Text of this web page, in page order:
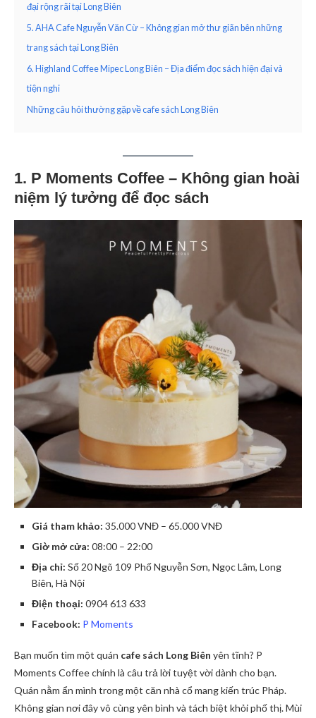
đại rộng rãi tại Long Biên
5. AHA Cafe Nguyễn Văn Cừ – Không gian mở thư giãn bên những
trang sách tại Long Biên
6. Highland Coffee Mipec Long Biên – Địa điểm đọc sách hiện đại và
tiện nghi
Những câu hỏi thường gặp về cafe sách Long Biên
1. P Moments Coffee – Không gian hoài
niệm lý tưởng để đọc sách
Giá tham khảo: 35.000 VNĐ – 65.000 VNĐ
Giờ mở cửa: 08:00 – 22:00
Địa chỉ: Số 20 Ngõ 109 Phố Nguyễn Sơn, Ngọc Lâm, Long
Biên, Hà Nội
Điện thoại: 0904 613 633
Facebook: P Moments
Bạn muốn tìm một quán cafe sách Long Biên yên tĩnh? P
Moments Coffee chính là câu trả lời tuyệt vời dành cho bạn.
Quán nằm ẩn mình trong một căn nhà cổ mang kiến trúc Pháp.
Không gian nơi đây vô cùng yên bình và tách biệt khỏi phố thị. Mùi